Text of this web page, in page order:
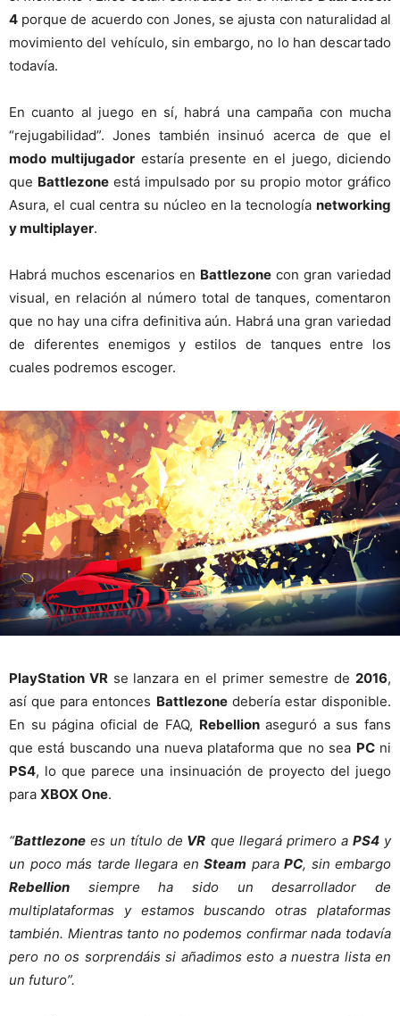
4 porque de acuerdo con Jones, se ajusta con naturalidad al
movimiento del vehículo, sin embargo, no lo han descartado
todavía.
En cuanto al juego en sí, habrá una campaña con mucha
“rejugabilidad”. Jones también insinuó acerca de que el
modo multijugador estaría presente en el juego, diciendo
que Battlezone está impulsado por su propio motor gráfico
Asura, el cual centra su núcleo en la tecnología networking
y multiplayer.
Habrá muchos escenarios en Battlezone con gran variedad
visual, en relación al número total de tanques, comentaron
que no hay una cifra definitiva aún. Habrá una gran variedad
de diferentes enemigos y estilos de tanques entre los
cuales podremos escoger.
PlayStation VR se lanzara en el primer semestre de 2016,
así que para entonces Battlezonedebería estar disponible.
En su página oficial de FAQ, Rebellionaseguró a sus fans
que está buscando una nueva plataforma que no sea PCni
PS4, lo que parece una insinuación de proyecto del juego
para XBOX One.
“Battlezone es un título de VR que llegará primero a PS4y
un poco más tarde llegara en Steam para PC, sin embargo
Rebellion siempre ha sido un desarrollador de
multiplataformas y estamos buscando otras plataformas
también. Mientras tanto no podemos confirmar nada todavía
pero no os sorprendáis si añadimos esto a nuestra lista en
un futuro”.